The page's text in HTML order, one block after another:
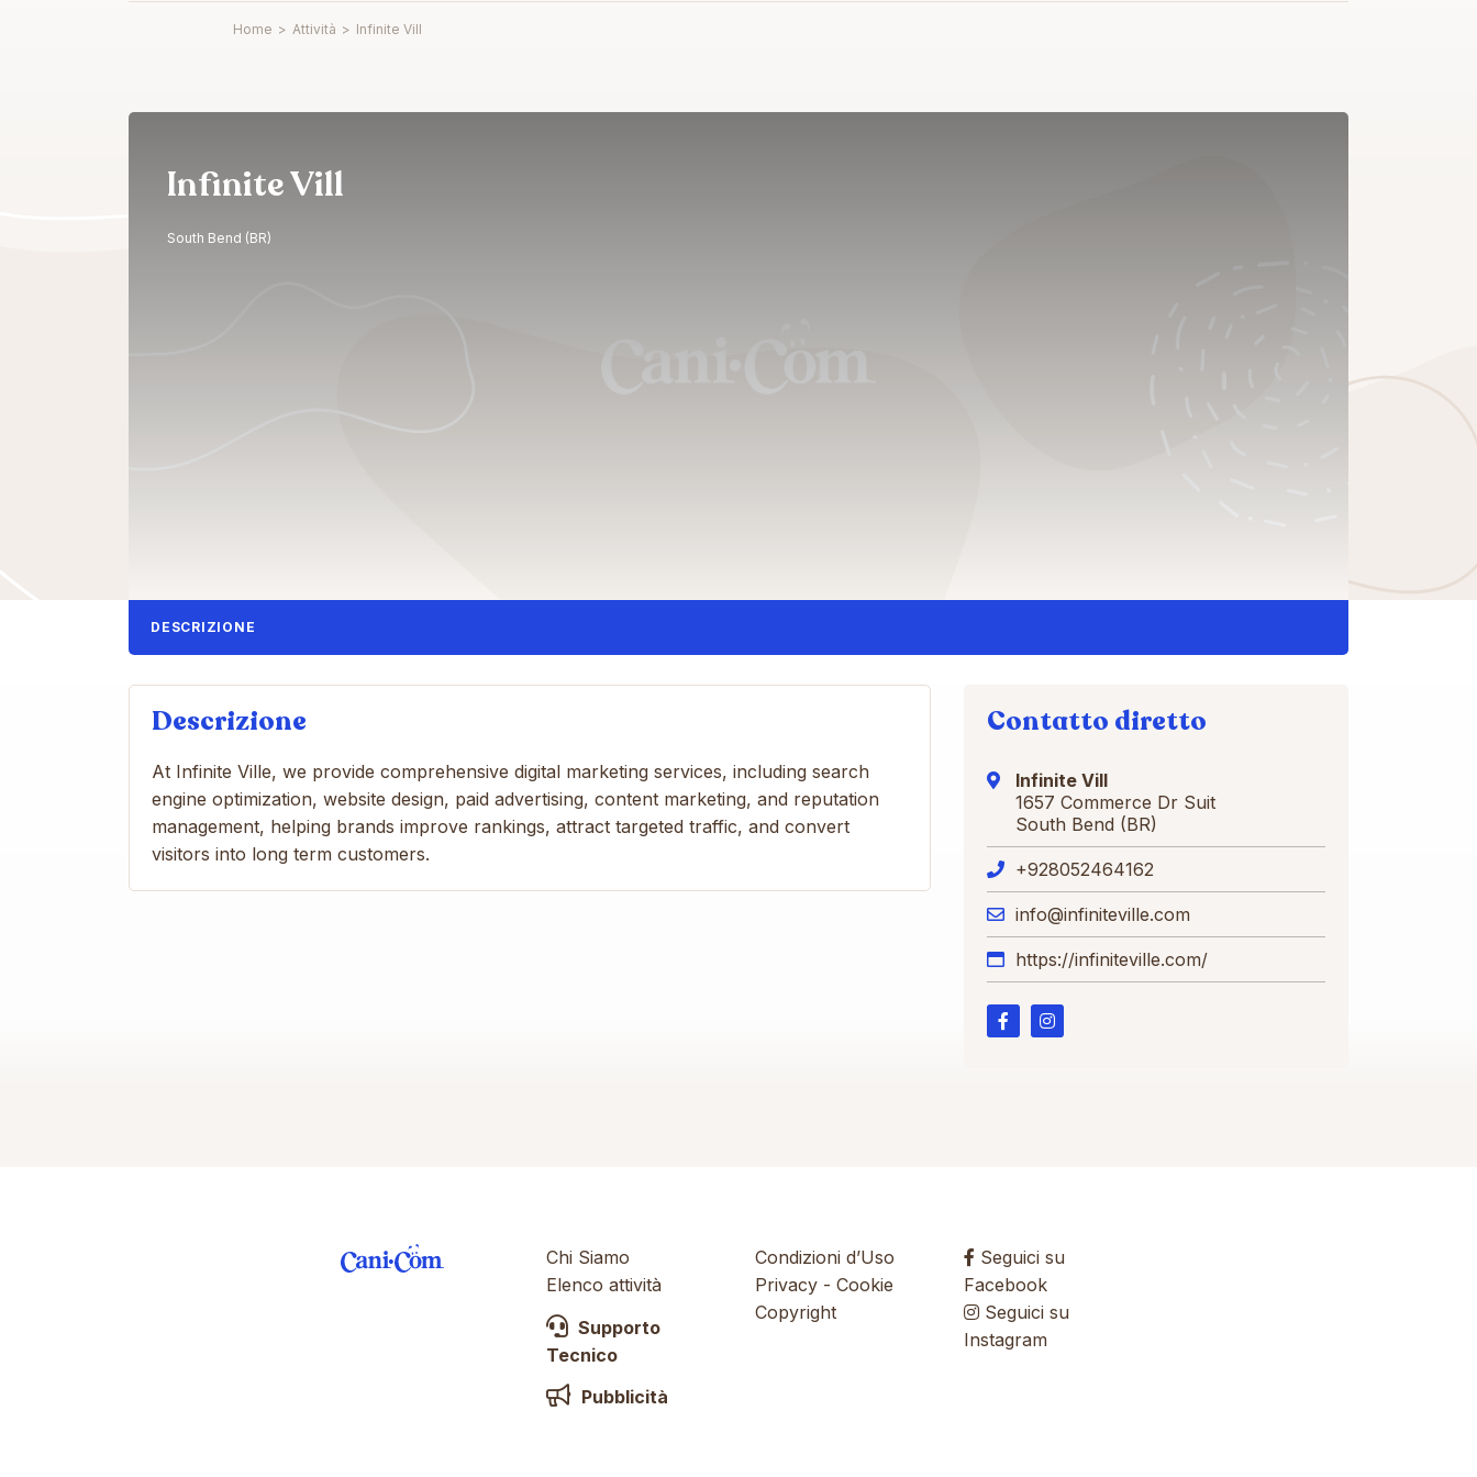
Home > Attività > Infinite Vill
Infinite Vill
South Bend (BR)
DESCRIZIONE
Descrizione
At Infinite Ville, we provide comprehensive digital marketing services, including search
engine optimization, website design, paid advertising, content marketing, and reputation
management, helping brands improve rankings, attract targeted traffic, and convert
visitors into long term customers.
Contatto diretto
Infinite Vill
1657 Commerce Dr Suit
South Bend (BR)
+928052464162
info@infiniteville.com
https://infiniteville.com/
Chi Siamo
Elenco attività
Supporto
Tecnico
Pubblicità
Condizioni d’Uso
Privacy - Cookie
Copyright
Seguici su
Facebook
Seguici su
Instagram